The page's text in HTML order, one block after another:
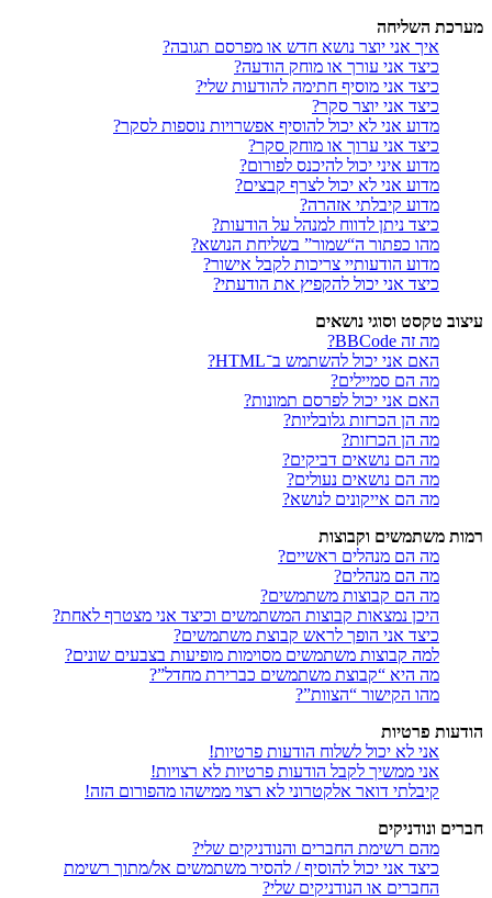
מערכת השליחה
איך אני יוצר נושא חדש או מפרסם תגובה?
כיצד אני עורך או מוחק הודעה?
כיצד אני מוסיף חתימה להודעות שלי?
כיצד אני יוצר סקר?
מדוע אני לא יכול להוסיף אפשרויות נוספות לסקר?
כיצד אני ערוך או מוחק סקר?
מדוע איני יכול להיכנס לפורום?
מדוע אני לא יכול לצרף קבצים?
מדוע קיבלתי אזהרה?
כיצד ניתן לדווח למנהל על הודעות?
מהו כפתור ה“שמור” בשליחת הנושא?
מדוע הודעותיי צריכות לקבל אישור?
כיצד אני יכול להקפיץ את הודעתי?
עיצוב טקסט וסוגי נושאים
מה זה BBCode?
האם אני יכול להשתמש ב־HTML?
מה הם סמיילים?
האם אני יכול לפרסם תמונות?
מה הן הכרזות גלובליות?
מה הן הכרזות?
מה הם נושאים דביקים?
מה הם נושאים נעולים?
מה הם אייקונים לנושא?
רמות משתמשים וקבוצות
מה הם מנהלים ראשיים?
מה הם מנהלים?
מה הם קבוצות משתמשים?
היכן נמצאות קבוצות המשתמשים וכיצד אני מצטרף לאחת?
כיצד אני הופך לראש קבוצת משתמשים?
למה קבוצות משתמשים מסוימות מופיעות בצבעים שונים?
מה היא “קבוצת משתמשים כברירת מחדל”?
מהו הקישור “הצוות”?
הודעות פרטיות
אני לא יכול לשלוח הודעות פרטיות!
אני ממשיך לקבל הודעות פרטיות לא רצויות!
קיבלתי דואר אלקטרוני לא רצוי ממישהו מהפורום הזה!
חברים ונודניקים
מהם רשימת החברים והנודניקים שלי?
כיצד אני יכול להוסיף / להסיר משתמשים אל/מתוך רשימת
החברים או הנודניקים שלי?